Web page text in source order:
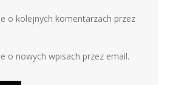
o kolejnych komentarzach przez
o nowych wpisach przez email.